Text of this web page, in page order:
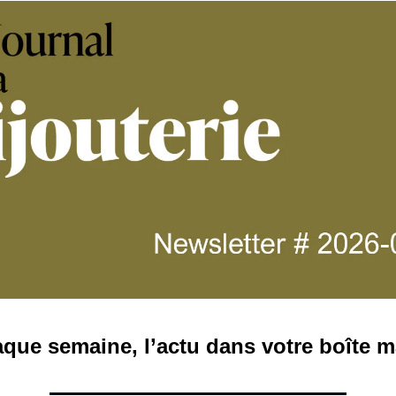
semaine, l’actu dans votre boîte